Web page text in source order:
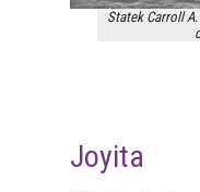
Statek Carroll
Joyita